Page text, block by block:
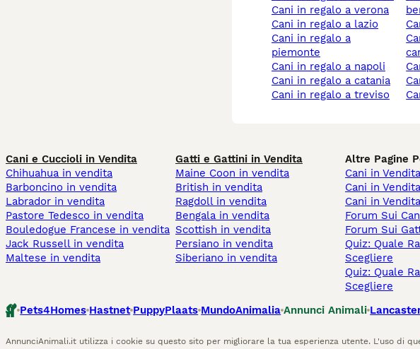
cani in regalo a verona
cani in regalo a lazio
cani in regalo a
piemonte
cani in regalo a napoli
cani in regalo a catania
cani in regalo a treviso
cani in regalo a
Cani e Cuccioli in Vendita
Chihuahua in vendita
Barboncino in vendita
Labrador in vendita
Pastore Tedesco in vendita
Bouledogue Francese in vendita
Jack Russell in vendita
Maltese in vendita
Gatti e Gattini in Vendita
Maine Coon in vendita
British in vendita
Ragdoll in vendita
Bengala in vendita
Scottish in vendita
Persiano in vendita
Siberiano in vendita
Altre Pagine
Cani in
Cani in
Cani in
Forum Sui
Forum Sui
Quiz: Quale
Scegliere
Quiz: Quale
Scegliere
Pets4Homes Hastnet PuppyPlaats MundoAnimalia Annunci Animali
AnnunciAnimali.it utilizza i cookie su questo sito per migliorare la tua esperienza utente. L'uso di